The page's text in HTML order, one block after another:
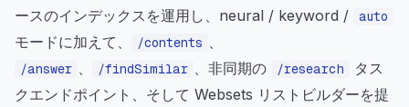
ースのインデックスを運用し、neural / keyword /
auto
モードに加えて、 /contents 、
/answer 、 /findSimilar 、非同期の /research
タス
クエンドポイント、そして Websets リストビルダーを提